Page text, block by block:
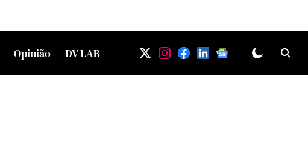
Opinião DV LAB